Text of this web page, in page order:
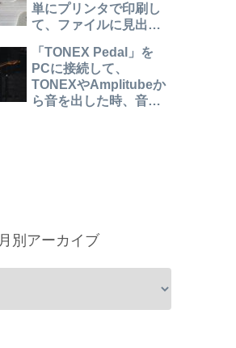
単にプリンタで印刷し
て、ファイルに見出し
する方法
「TONEX Pedal」を
PCに接続して、
TONEXやAmplitubeか
ら音を出した時、音が
月別アーカイブ